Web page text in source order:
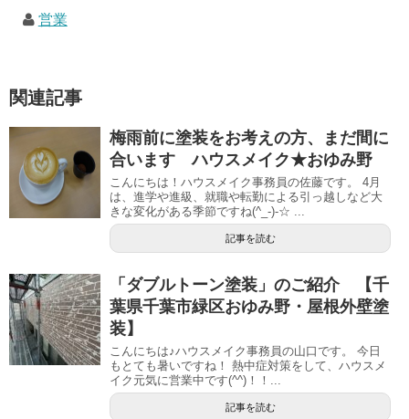
営業
関連記事
梅雨前に塗装をお考えの方、まだ間に
合います ハウスメイク★おゆみ野
こんにちは！ハウスメイク事務員の佐藤です。 4月
は、進学や進級、就職や転勤による引っ越しなど大
きな変化がある季節ですね(^_-)-☆ ...
記事を読む
「ダブルトーン塗装」のご紹介 【千
葉県千葉市緑区おゆみ野・屋根外壁塗
装】
こんにちは♪ハウスメイク事務員の山口です。 今日
もとても暑いですね！ 熱中症対策をして、ハウスメ
イク元気に営業中です(^^)！！...
記事を読む